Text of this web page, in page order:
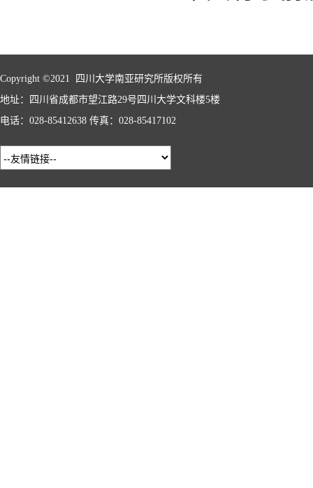
Copyright ©2021 四川大学南亚研究所版权所有
地址：四川省成都市望江路29号四川大学文科楼5楼
电话：028-85412638 传真：028-85417102